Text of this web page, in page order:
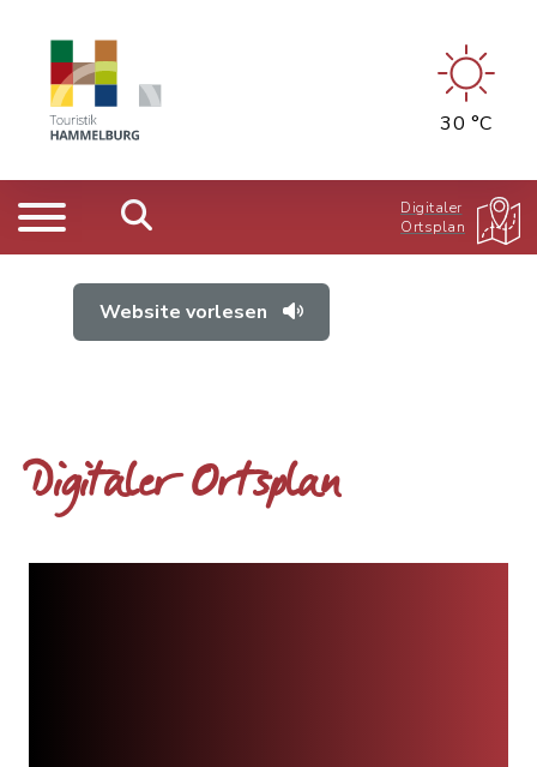
30 °C
Digitaler
Ortsplan
Website vorlesen
Digitaler Ortsplan